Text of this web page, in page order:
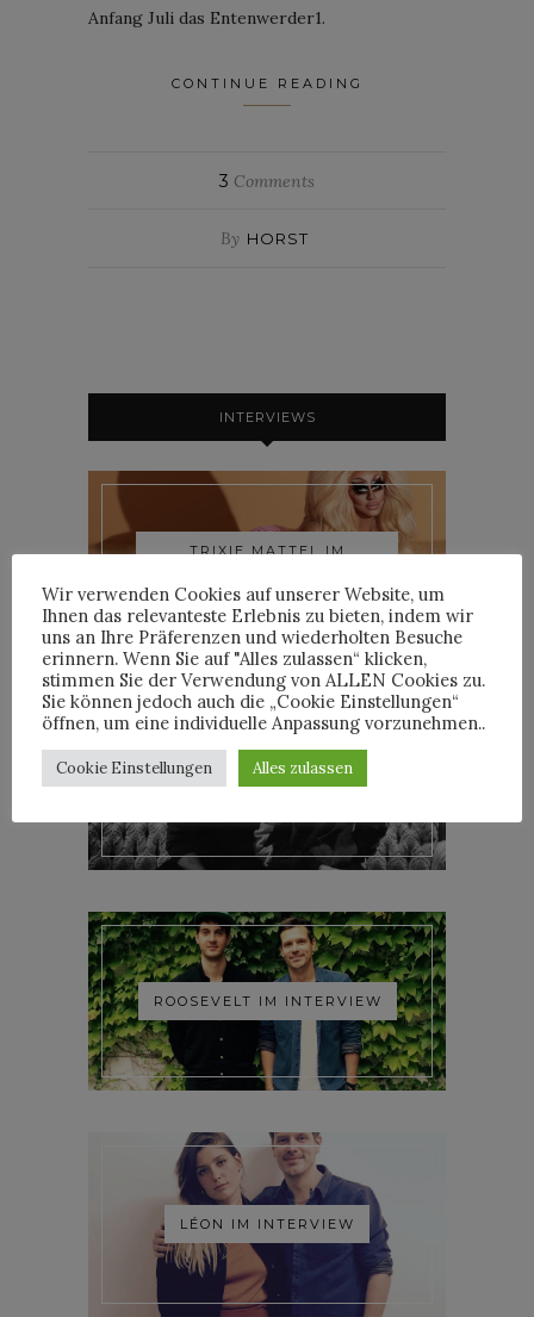
Anfang Juli das Entenwerder1.
CONTINUE READING
3 Comments
By HORST
INTERVIEWS
TRIXIE MATTEL IM
YOANN LEMOINE AKA
WOODKID IM INTERVIEW
ROOSEVELT IM INTERVIEW
LÉON IM INTERVIEW
Wir verwenden Cookies auf unserer Website, um
Ihnen das relevanteste Erlebnis zu bieten, indem wir
uns an Ihre Präferenzen und wiederholten Besuche
erinnern. Wenn Sie auf "Alles zulassen“ klicken,
stimmen Sie der Verwendung von ALLEN Cookies zu.
Sie können jedoch auch die „Cookie Einstellungen“
öffnen, um eine individuelle Anpassung vorzunehmen..
Cookie Einstellungen Alles zulassen